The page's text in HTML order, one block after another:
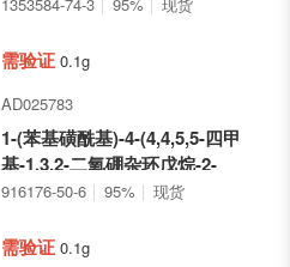
需验证 0.1g
AD025783
1-(苯基磺酰基)-4-(4,4,5,5-四甲
基-1,3,2-二氧硼杂环戊烷-2-
基)-1H-吡咯并[2,3-B]吡啶
916176-50-6 95% 现货
需验证 0.1g